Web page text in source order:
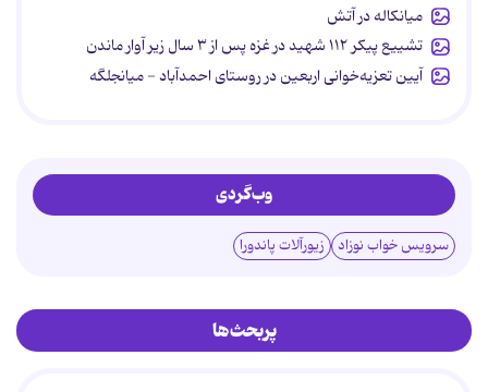
میانکاله در آتش
تشییع پیکر ۱۱۲ شهید در غزه پس از ۳ سال زیر آوار ماندن
آیین تعزیه‌خوانی اربعین در روستای احمدآباد - میانجلگه
وب‌گردی
سرویس خواب نوزاد زیورآلات پاندورا
پربحث‌ها